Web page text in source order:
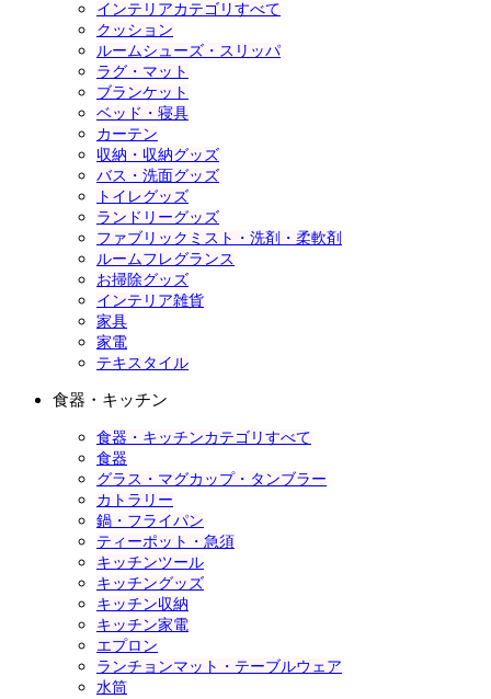
インテリアカテゴリすべて
クッション
ルームシューズ・スリッパ
ラグ・マット
ブランケット
ベッド・寝具
カーテン
収納・収納グッズ
バス・洗面グッズ
トイレグッズ
ランドリーグッズ
ファブリックミスト・洗剤・柔軟剤
ルームフレグランス
お掃除グッズ
インテリア雑貨
家具
家電
テキスタイル
食器・キッチン
食器・キッチンカテゴリすべて
食器
グラス・マグカップ・タンブラー
カトラリー
鍋・フライパン
ティーポット・急須
キッチンツール
キッチングッズ
キッチン収納
キッチン家電
エプロン
ランチョンマット・テーブルウェア
水筒